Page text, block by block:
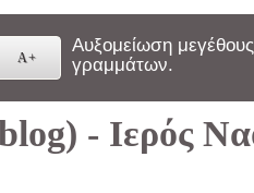
Αυξομείωση μεγέθους
γραμμάτων.
- Ιερός